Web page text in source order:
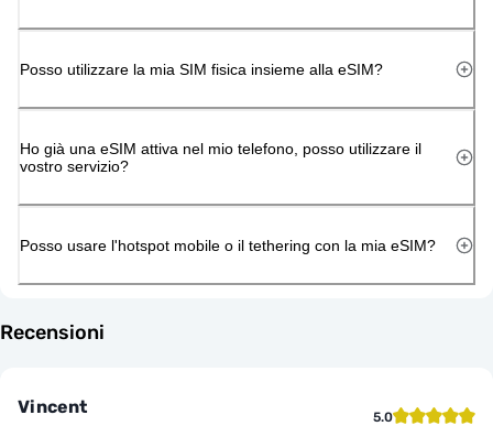
Posso utilizzare la mia SIM fisica insieme alla eSIM?
Ho già una eSIM attiva nel mio telefono, posso utilizzare il
vostro servizio?
Posso usare l'hotspot mobile o il tethering con la mia eSIM?
Recensioni
Vincent 5.0